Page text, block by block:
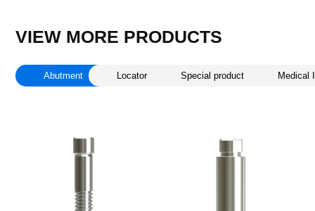
VIEW MORE PRODUCTS
Abutment Locator Special product Medical